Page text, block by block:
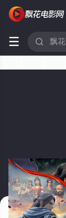
 